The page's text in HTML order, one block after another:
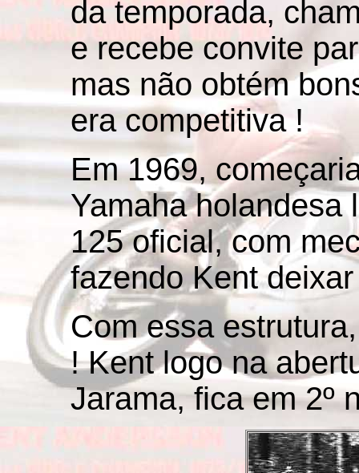
da temporada,
e recebe convite
mas não obtém
era competitiva !
Em 1969,
Yamaha holandesa
125 oficial, com
fazendo Kent
Com essa
! Kent logo na
Jarama, fica em 2º